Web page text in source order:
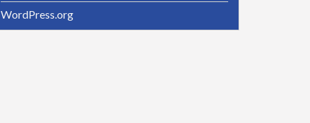
WordPress.org